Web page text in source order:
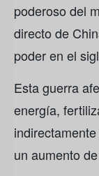
poderoso del
directo de
poder en el
Esta guerra
energía,
un aumento